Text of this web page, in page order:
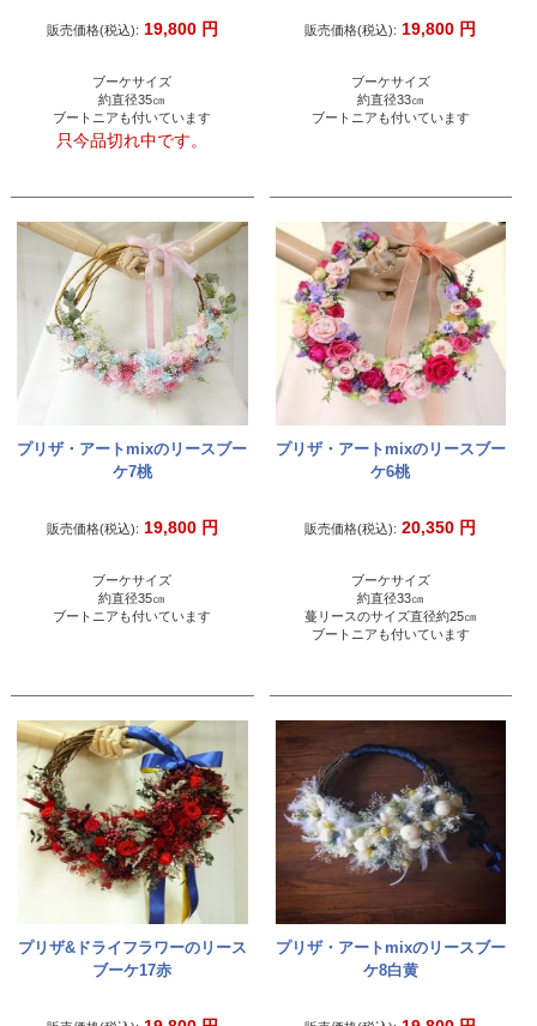
販売価格(税込): 19,800 円
ブーケサイズ
約直径35㎝
ブートニアも付いています
只今品切れ中です。
販売価格(税込): 19,800 円
ブーケサイズ
約直径33㎝
ブートニアも付いています
プリザ・アートmixのリースブー
ケ7桃
販売価格(税込): 19,800 円
ブーケサイズ
約直径35㎝
ブートニアも付いています
プリザ・アートmixのリースブー
ケ6桃
販売価格(税込): 20,350 円
ブーケサイズ
約直径33㎝
蔓リースのサイズ直径約25㎝
ブートニアも付いています
プリザ&ドライフラワーのリース
ブーケ17赤
プリザ・アートmixのリースブー
ケ8白黄